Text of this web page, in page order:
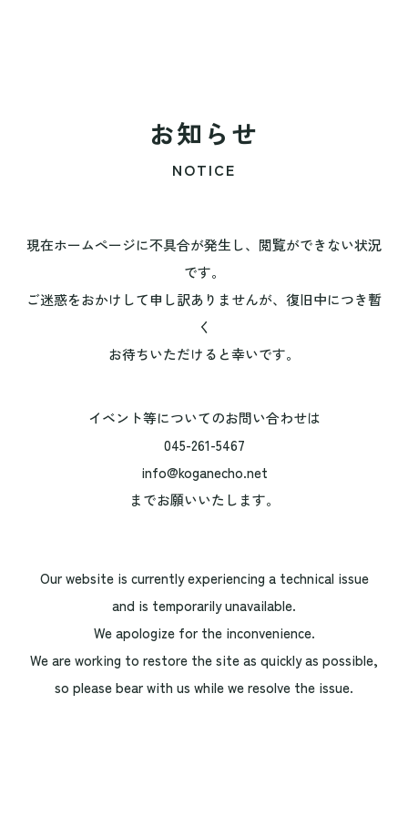
お知らせ
NOTICE
現在ホームページに不具合が発生し、閲覧ができない状況
です。
ご迷惑をおかけして申し訳ありませんが、復旧中につき暫
く
お待ちいただけると幸いです。
イベント等についてのお問い合わせは
045-261-5467
info@koganecho.net
までお願いいたします。
Our website is currently experiencing a technical issue
and is temporarily unavailable.
We apologize for the inconvenience.
We are working to restore the site as quickly as possible,
so please bear with us while we resolve the issue.